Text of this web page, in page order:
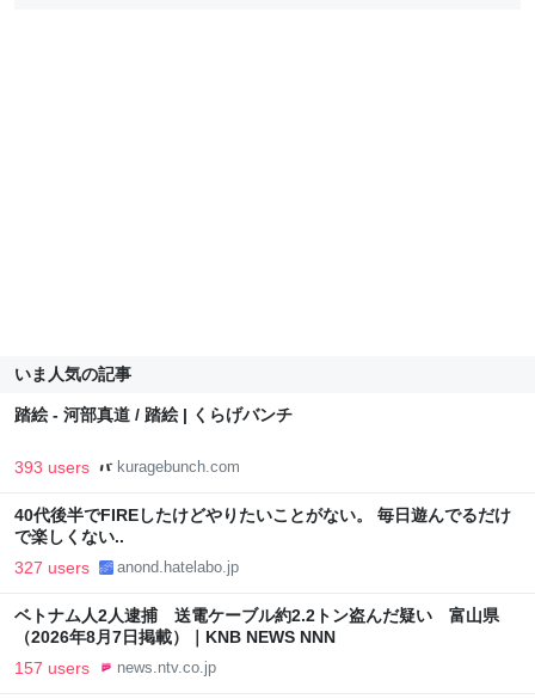
いま人気の記事
踏絵 - 河部真道 / 踏絵 | くらげバンチ
393 users kuragebunch.com
40代後半でFIREしたけどやりたいことがない。 毎日遊んでるだけ
で楽しくない..
327 users anond.hatelabo.jp
ベトナム人2人逮捕 送電ケーブル約2.2トン盗んだ疑い 富山県
（2026年8月7日掲載）｜KNB NEWS NNN
157 users news.ntv.co.jp